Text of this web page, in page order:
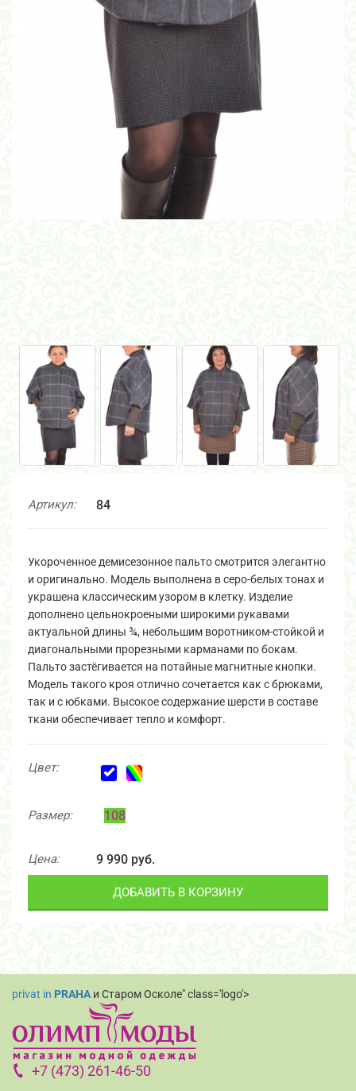
Артикул: 84
Укороченное демисезонное пальто смотрится элегантно
и оригинально. Модель выполнена в серо-белых тонах и
украшена классическим узором в клетку. Изделие
дополнено цельнокроеными широкими рукавами
актуальной длины ¾, небольшим воротником-стойкой и
диагональными прорезными карманами по бокам.
Пальто застёгивается на потайные магнитные кнопки.
Модель такого кроя отлично сочетается как с брюками,
так и с юбками. Высокое содержание шерсти в составе
ткани обеспечивает тепло и комфорт.
Цвет:
Размер: 108
Цена: 9 990 руб.
ДОБАВИТЬ В КОРЗИНУ
privat in PRAHA и Старом Осколе" class='logo'>
+7 (473) 261-46-50